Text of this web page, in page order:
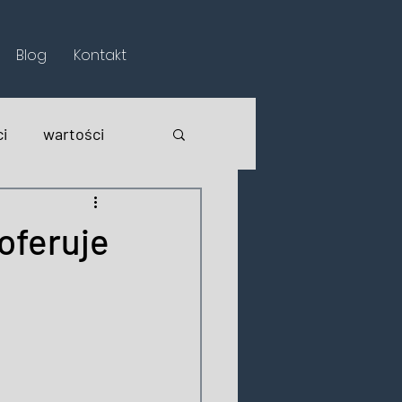
Blog Kontakt
wartości